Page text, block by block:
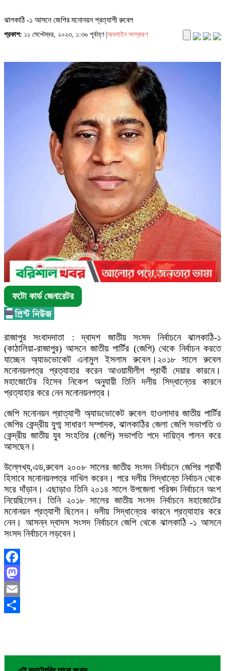
ঝালকাঠি -১ আসনে জেপির মনোনয়ন প্রত্যাশী রুবেল
প্রকাশ: ১১ সেপ্টেম্বর, ২০২৩, ১:৩৬ পূর্বাহ্ণ | অনলাইন সংস্করণ
ফটো কার্ড জেনারেটর
রাজাপুর সংবাদদাতা : দ্বাদশ জাতীয় সংসদ নির্বাচনে ঝালকাঠি-১
(কাঠালিয়া-রাজাপুর) আসনে জাতীয় পার্টির (জেপি) থেকে নির্বাচন করতে
যাচ্ছেন অ্যাডভোকেট এনামুল ইসলাম রুবেল।২০১৮ সালে রুবেল
মনোনয়নপত্র প্রত্যাহার করেন আওয়ামীলীগ প্রার্থী দেয়ার কারনে।
মহাজোটের হিসেব নিকেশ অনুযায়ী তিনি দলীয় সিদ্ধান্তের কারনে
প্রত্যাহার করে নেন মনোনয়নপত্র।
জেপি মনোনয়ন প্রাত্যাশী অ্যাডভোকেট রুবেল হাওলাদার জাতীয় পার্টির
জেপির কেন্দ্রীয় যুগ্ম সাধারণ সম্পাদক, ঝালকাঠির জেলা জেপি সভাপতি ও
কেন্দ্রীয় জাতীয় যুব সংহতির (জেপি) সভাপতি পদে দায়িত্ব পালন করে
আসছেন।
উল্লেখ্য,এড,রুবেল ২০০৮ সালের জাতীয় সংসদ নির্বাচনে জেপির প্রার্থী
হিসাবে মনোনয়নপত্র দাখিল করেন। পরে দলীয় সিদ্ধান্তে নির্বাচন থেকে
সরে দাঁড়ান। এছাড়াও তিনি ২০১৪ সালে উপজেলা পরিষদ নির্বাচনে অংশ
নিয়েছিলেন। তিনি ২০১৮ সালের জাতীয় সংসদ নির্বাচনে মহাজোটের
মনোনয়ন প্রত্যাশী ছিলেন। দলীয় সিদ্ধান্তের কারনে প্রত্যাহার করে
নেন। আসন্ন দ্বাদস সংসদ নির্বাচনে জেপি থেকে ঝালকাঠি -১ আসনে
সংসদ নির্বাচনে লড়বেন।
Facebook
Mastodon
Email